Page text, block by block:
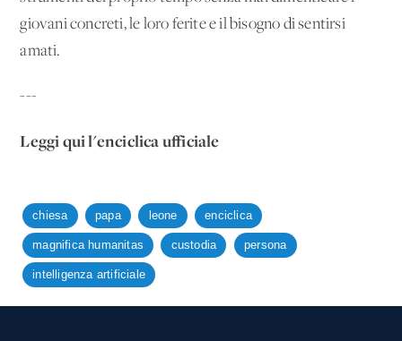
giovani concreti, le loro ferite e il bisogno di sentirsi
amati.
---
Leggi qui l'enciclica ufficiale
chiesa papa leone enciclica
magnifica humanitas custodia persona
intelligenza artificiale